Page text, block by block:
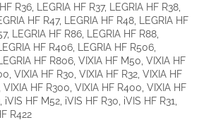
R36, LEGRIA HF R37, LEGRIA HF R38,
HF R47, LEGRIA HF R48, LEGRIA HF
LEGRIA HF R86, LEGRIA HF R88,
HF R406, LEGRIA HF R506,
HF R806, VIXIA HF M50, VIXIA HF
VIXIA HF R30, VIXIA HF R32, VIXIA HF
VIXIA HF R300, VIXIA HF R400, VIXIA HF
HF M52, iVIS HF R30, iVIS HF R31,
R422